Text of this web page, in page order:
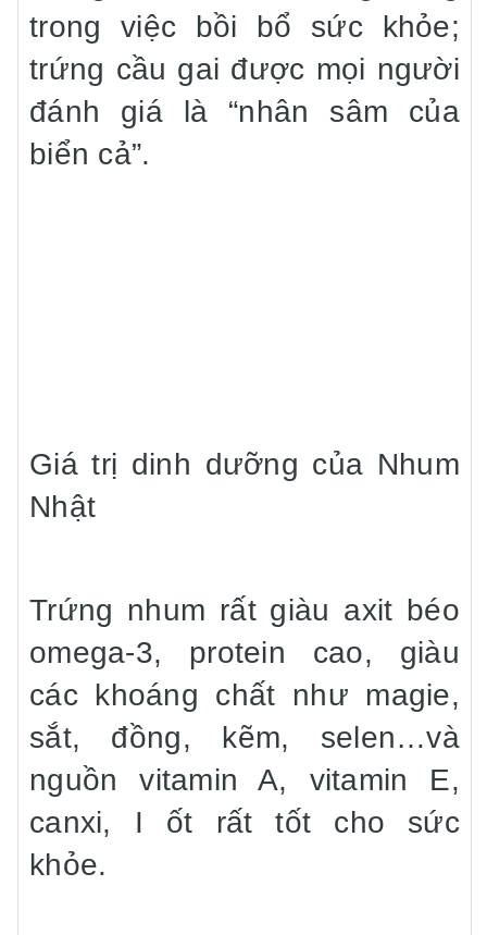
trong việc bồi bổ sức khỏe;
trứng cầu gai được mọi người
đánh giá là “nhân sâm của
biển cả”.
Giá trị dinh dưỡng của Nhum
Nhật
Trứng nhum rất giàu axit béo
omega-3, protein cao, giàu
các khoáng chất như magie,
sắt, đồng, kẽm, selen…và
nguồn vitamin A, vitamin E,
canxi, I ốt rất tốt cho sức
khỏe.